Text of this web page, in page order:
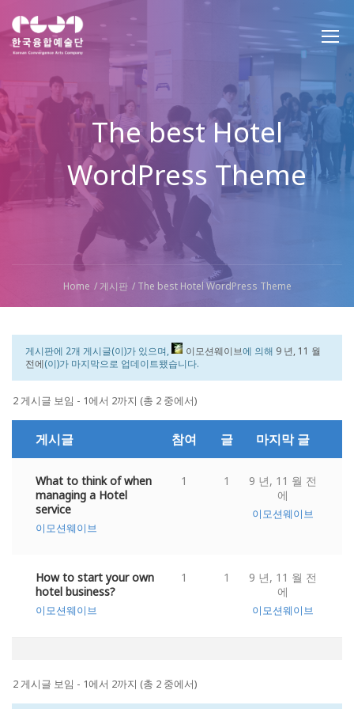
The best Hotel
WordPress Theme
Home 게시판 The best Hotel WordPress Theme
게시판에 2개 게시글(이)가 있으며, 이모션웨이브에 의해 9 년, 11 월
전에(이)가 마지막으로 업데이트됐습니다.
2 게시글 보임 - 1에서 2까지 (총 2 중에서)
게시글 참여 글 마지막 글
What to think of when
managing a Hotel
service
이모션웨이브
1 1
9 년, 11 월 전
에
이모션웨이브
How to start your own
hotel business?
이모션웨이브
1 1
9 년, 11 월 전
에
이모션웨이브
2 게시글 보임 - 1에서 2까지 (총 2 중에서)